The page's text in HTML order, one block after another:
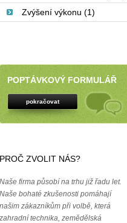
Zvýšení výkonu (1)
POPTÁVKOVÝ FORMULÁŘ
pokračovat
PROČ ZVOLIT NÁS?
Naše firma působí na trhu již řadu let.
Naše bohaté zkušenosti pomáhají
našim zákazníkům při volbě, která
zahradní technika, zemědělská